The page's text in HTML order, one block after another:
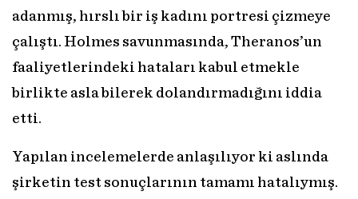
adanmış, hırslı bir iş kadını portresi çizmeye
çalıştı. Holmes savunmasında, Theranos’un
faaliyetlerindeki hataları kabul etmekle
birlikte asla bilerek dolandırmadığını iddia
etti.
Yapılan incelemelerde anlaşılıyor ki aslında
şirketin test sonuçlarının tamamı hatalıymış.